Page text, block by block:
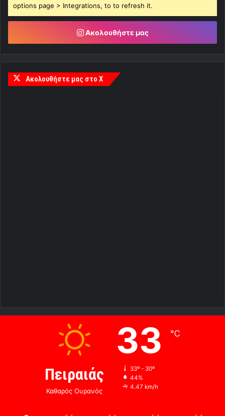
options page > Integrations, to to refresh it.
Ακολουθήστε μας
Ακολουθήστε μας στο X
Πειραιάς
Καθαρός Ουρανός
33 ℃
33º - 30º
44%
4.47 km/h